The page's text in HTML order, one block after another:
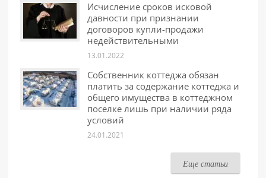
Исчисление сроков исковой
давности при признании
договоров купли-продажи
недействительными
13.01.2022
Собственник коттеджа обязан
платить за содержание коттеджа и
общего имущества в коттеджном
поселке лишь при наличии ряда
условий
24.01.2021
Еще статьи